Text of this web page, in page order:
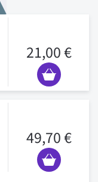
21,00 €
49,70 €